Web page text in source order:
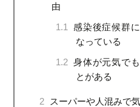
由
1.1
感染後症候群
なっている
1.2 身体が元気で
とがある
2
スーパーや人混みで